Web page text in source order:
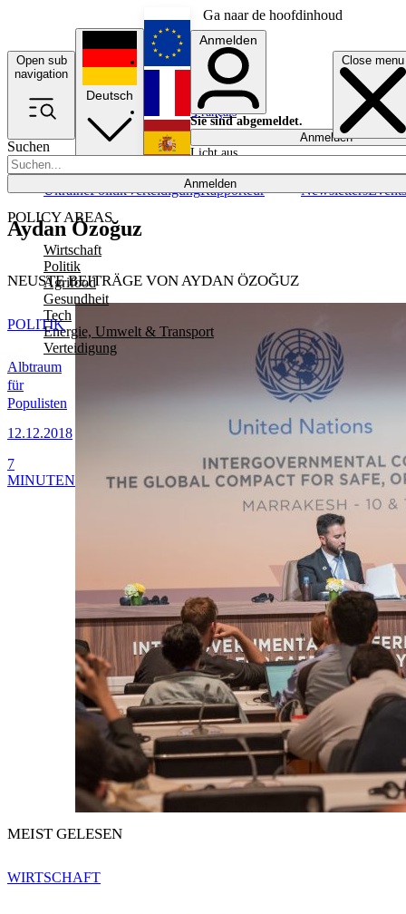
Ga naar de hoofdinhoud
Open sub
navigation
Close menu
Suchen
Anmelden
POLICY AREAS
Wirtschaft
Politik
Agrifood
Gesundheit
Tech
Energie, Umwelt & Transport
Verteidigung
UkrainePolitikVerteidigungRapporteur NewslettersEvents
Deutsch
English
Français
Anmelden
Sie sind abgemeldet.
Anmelden
Licht aus
Aydan Özoğuz
NEUSTE BEITRÄGE VON AYDAN ÖZOĞUZ
Albtraum
für
Populisten
12.12.2018
POLITIK
7
MINUTEN
MEIST GELESEN
WIRTSCHAFT